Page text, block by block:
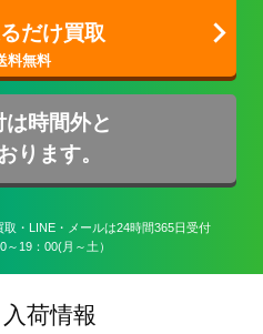
だけ買取
は時間外と
ります。
・LINE・メールは24時間365日受付
～19：00(月～土）
荷情報